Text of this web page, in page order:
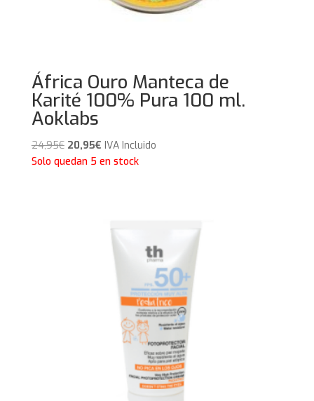
África Ouro Manteca de
Karité 100% Pura 100 ml.
Aoklabs
24,95€ El
precio
20,95€El
precio
IVA Incluido
Solo quedan 5 en stock